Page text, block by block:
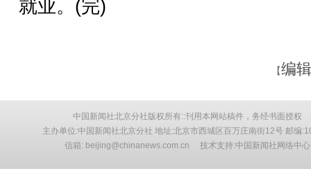
就业。(完)
【编
中国新闻社北京分社版权所有::刊用本网站稿件，务经书面授权
主办单位:中国新闻社北京分社 地址:北京市西城区百万庄南街12号 邮编
信箱: beijing@chinanews.com.cn 技术支持:中国新闻社网络中心